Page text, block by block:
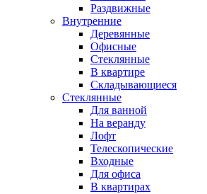
Раздвижные
Внутренние
Деревянные
Офисные
Стеклянные
В квартире
Складывающиеся
Стеклянные
Для ванной
На веранду
Лофт
Телескопические
Входные
Для офиса
В квартирах